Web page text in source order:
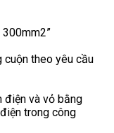
theo yêu cầu
điện và vỏ bằng
trong công